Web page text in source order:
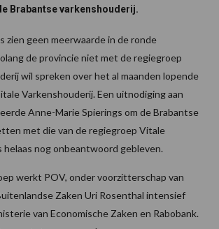
Brabantse varkenshouderij.
zien geen meerwaarde in de ronde
de provincie niet met de regiegroep
wil spreken over het al maanden lopende
Varkenshouderij. Een uitnodiging aan
Anne-Marie Spierings om de Brabantse
met die van de regiegroep Vitale
helaas nog onbeantwoord gebleven.
werkt POV, onder voorzitterschap van
Zaken Uri Rosenthal intensief
van Economische Zaken en Rabobank.